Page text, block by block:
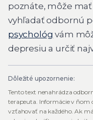
poznáte, môže
vyhľadať odbornú
psychológ vám
depresiu a určiť
Dôležité upozornenie:
Tento text nenahrádza
terapeuta. Informácie v ňom
vzťahovať na každého. Ak